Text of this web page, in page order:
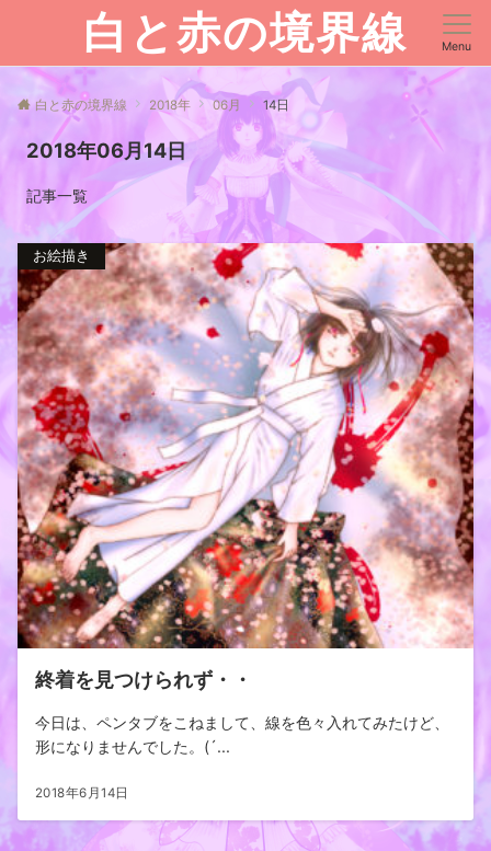
白と赤の境界線 Menu
白と赤の境界線 2018年 06月 14日
2018年06月14日
記事一覧
お絵描き
終着を見つけられず・・
今日は、ペンタブをこねまして、線を色々入れてみたけど、
形になりませんでした。(´...
2018年6月14日